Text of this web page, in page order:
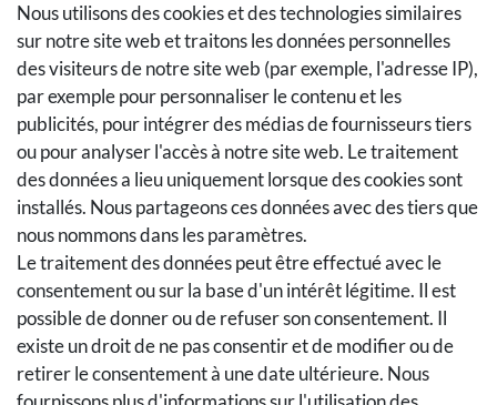
Droit de rétractation
Retours
Se rétracter du contrat
Panier d'achat
A la caisse
Aide
Social Media
Facebook
Instagram
Pinterest
Youtube
Houzz
Nous utilisons des cookies et des technologies similaires
sur notre site web et traitons les données personnelles
des visiteurs de notre site web (par exemple, l'adresse IP),
par exemple pour personnaliser le contenu et les
publicités, pour intégrer des médias de fournisseurs tiers
ou pour analyser l'accès à notre site web. Le traitement
des données a lieu uniquement lorsque des cookies sont
installés. Nous partageons ces données avec des tiers que
nous nommons dans les paramètres.
Le traitement des données peut être effectué avec le
consentement ou sur la base d'un intérêt légitime. Il est
possible de donner ou de refuser son consentement. Il
existe un droit de ne pas consentir et de modifier ou de
retirer le consentement à une date ultérieure. Nous